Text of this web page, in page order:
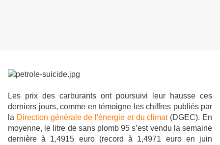
Les prix des carburants ont poursuivi leur hausse ces
derniers jours, comme en témoigne les chiffres publiés par
la Direction générale de l'énergie et du climat(DGEC). En
moyenne, le litre de sans plomb 95 s’est vendu la semaine
dernière à 1,4915 euro (record à 1,4971 euro en juin